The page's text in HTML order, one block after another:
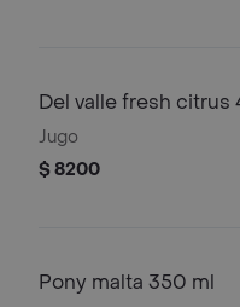
Del valle fresh citrus
Jugo
$ 8200
Pony malta 350 ml